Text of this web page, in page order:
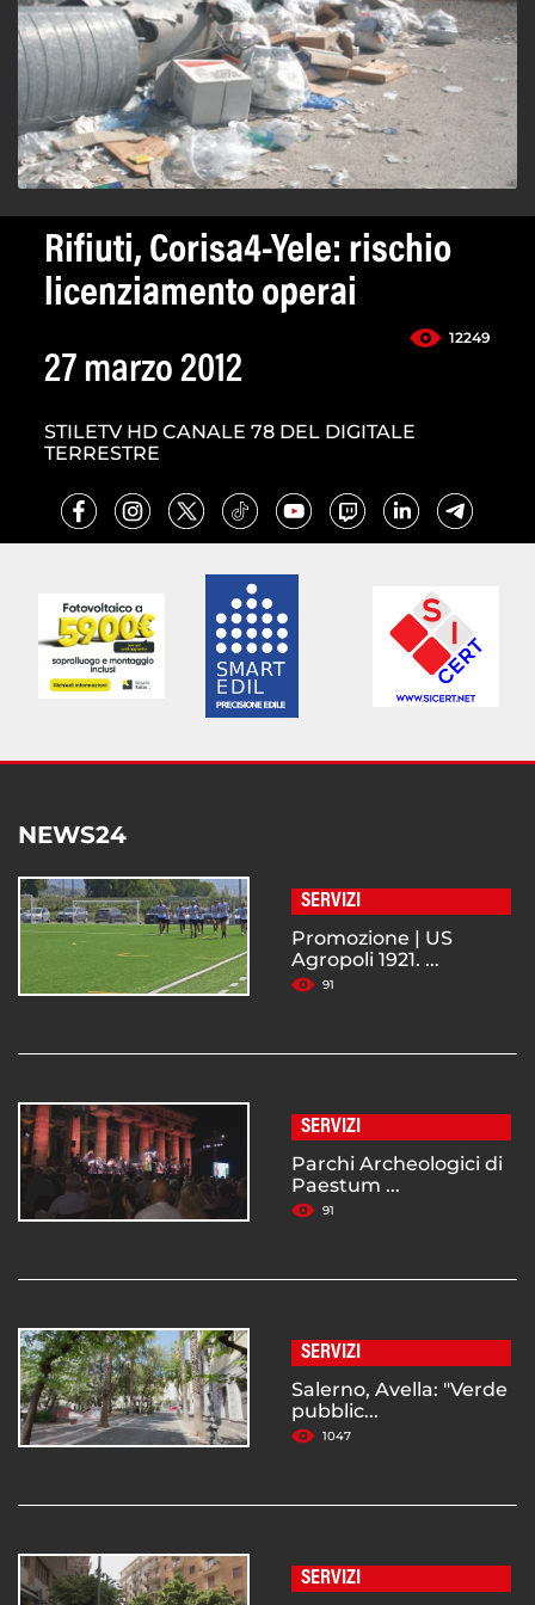
Rifiuti, Corisa4-Yele: rischio
licenziamento operai
12249
27 marzo 2012
STILETV HD CANALE 78 DEL DIGITALE
TERRESTRE
NEWS24
SERVIZI
Promozione | US
Agropoli 1921. ...
91
SERVIZI
Parchi Archeologici di
Paestum ...
91
SERVIZI
Salerno, Avella: "Verde
pubblic...
1047
SERVIZI